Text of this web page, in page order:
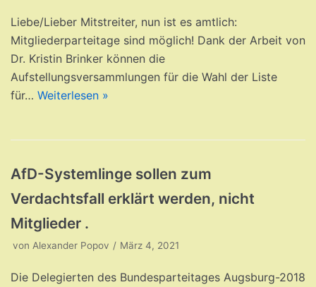
Liebe/Lieber Mitstreiter, nun ist es amtlich:
Mitgliederparteitage sind möglich! Dank der Arbeit von
Dr. Kristin Brinker können die
Aufstellungsversammlungen für die Wahl der Liste
für… Weiterlesen »
AfD-Systemlinge sollen zum
Verdachtsfall erklärt werden, nicht
Mitglieder .
von Alexander Popov März 4, 2021
Die Delegierten des Bundesparteitages Augsburg-2018